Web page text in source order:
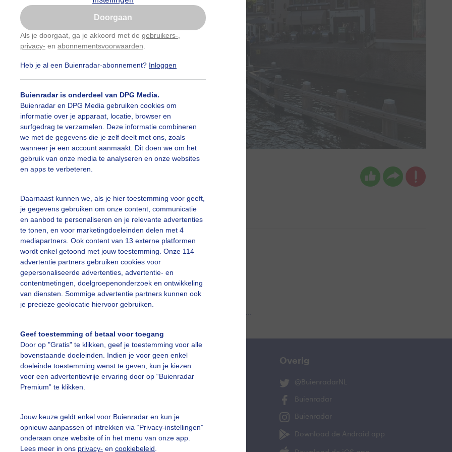
Doorgaan
Als je doorgaat, ga je akkoord met de gebruikers-
privacy- en abonnementsvoorwaarden
Heb je al een Buienradar-abonnement? Inloggen
Buienradar is onderdeel van DPG Media.
Buienradar en DPG Media gebruiken cookies om
informatie over je apparaat, locatie, browser en
surfgedrag te verzamelen. Deze informatie combineren
we met de gegevens die je zelf deelt met ons, zoals
wanneer je een account aanmaakt. Dit doen we om het
gebruik van onze media te analyseren en onze websites
en apps te verbeteren.
Daarnaast kunnen we, als je hier toestemming voor geeft,
je gegevens gebruiken om onze content, communicatie
en aanbod te personaliseren en je relevante advertenties
te tonen, en voor marketingdoeleinden delen met 4
mediapartners. Ook content van 13 externe platformen
wordt enkel getoond met jouw toestemming. Onze 114
advertentie partners gebruiken cookies voor
gepersonaliseerde advertenties, advertentie- en
contentmetingen, doelgroepenonderzoek en ontwikkeling
van diensten. Sommige advertentie partners kunnen ook
je precieze geolocatie hiervoor gebruiken.
Geef toestemming of betaal voor toegang
Door op "Gratis" te klikken, geef je toestemming voor alle
bovenstaande doeleinden. Indien je voor geen enkel
doeleinde toestemming wenst te geven, kun je kiezen
voor een advertentievrije ervaring door op “Buienradar
Premium” te klikken.
Jouw keuze geldt enkel voor Buienradar en kun je
opnieuw aanpassen of intrekken via “Privacy-instellingen”
onderaan onze website of in het menu van onze app.
Lees meer in ons privacy- en cookiebeleid
slideshow
vragen
Mijn weer
De Bilt
Overig
@BuienradarNL
Buienradar
Buienradar
Download de Android app
Nu niet, misschien later
Gebruik je Safari en wil je niet elke dag deze pop-up
Klikhierom dit aan te passen